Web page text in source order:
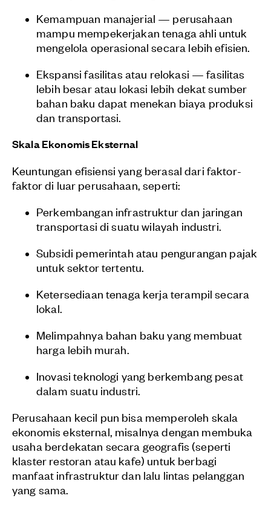
Kemampuan manajerial — perusahaan
mampu mempekerjakan tenaga ahli untuk
mengelola operasional secara lebih efisien.
Ekspansi fasilitas atau relokasi — fasilitas
lebih besar atau lokasi lebih dekat sumber
bahan baku dapat menekan biaya produksi
dan transportasi.
Skala Ekonomis Eksternal
Keuntungan efisiensi yang berasal dari faktor-
faktor di luar perusahaan, seperti:
Perkembangan infrastruktur dan jaringan
transportasi di suatu wilayah industri.
Subsidi pemerintah atau pengurangan pajak
untuk sektor tertentu.
Ketersediaan tenaga kerja terampil secara
lokal.
Melimpahnya bahan baku yang membuat
harga lebih murah.
Inovasi teknologi yang berkembang pesat
dalam suatu industri.
Perusahaan kecil pun bisa memperoleh skala
ekonomis eksternal, misalnya dengan membuka
usaha berdekatan secara geografis (seperti
klaster restoran atau kafe) untuk berbagi
manfaat infrastruktur dan lalu lintas pelanggan
yang sama.